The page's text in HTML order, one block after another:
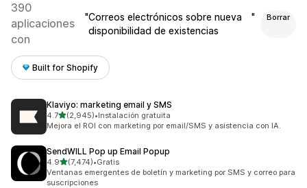
390
aplicaciones
con
Correos electrónicos sobre nueva
disponibilidad de existencias
Borrar
Built for Shopify
Klaviyo: marketing email y SMS
4.7de 5 estrellas
(2,945)
2945 reseñas en total
•Instalación gratuita
Mejora el ROI con marketing por email/SMS y asistencia con IA.
SendWILL Pop up Email Popup
4.9de 5 estrellas
(7,474)
7474 reseñas en total
•Gratis
Ventanas emergentes de boletín y marketing por SMS y correo para
suscripciones